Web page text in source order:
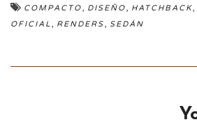
COMPACTO, DISEÑO, HATCHBACK,
OFICIAL , RENDERS, SEDÁN